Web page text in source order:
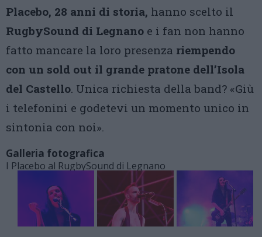
Placebo, 28 anni di storia, hanno scelto il
RugbySound di Legnano e i fan non hanno
fatto mancare la loro presenza riempendo
con un sold out il grande pratone dell’Isola
del Castello. Unica richiesta della band? «Giù
i telefonini e godetevi un momento unico in
sintonia con noi».
Galleria fotografica
I Placebo al RugbySound di Legnano